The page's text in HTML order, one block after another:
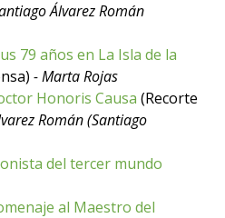
Álvarez Román
79 años en La Isla de la
- Marta Rojas
Honoris Causa (Recorte
Román (Santiago
del tercer mundo
al Maestro del